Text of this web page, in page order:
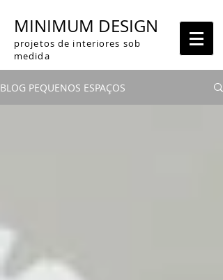
MINIMUM DESIGN
projetos de interiores sob
medida
BLOG PEQUENOS ESPAÇOS